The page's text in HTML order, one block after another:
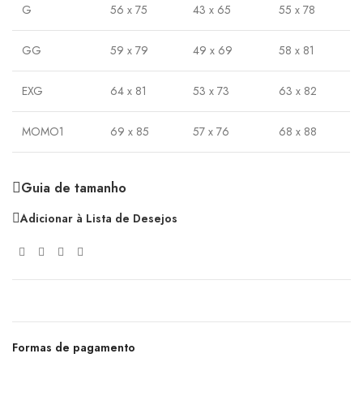
G 56 x 75 43 x 65 55 x 78
GG 59 x 79 49 x 69 58 x 81
EXG 64 x 81 53 x 73 63 x 82
MOMO1 69 x 85 57 x 76 68 x 88
Guia de tamanho
Adicionar à Lista de Desejos
Formas de pagamento